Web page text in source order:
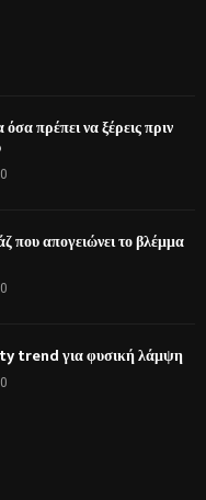
πρέπει να ξέρεις πριν
0
που απογειώνει το βλέμμα
0
trend για φυσική λάμψη
0